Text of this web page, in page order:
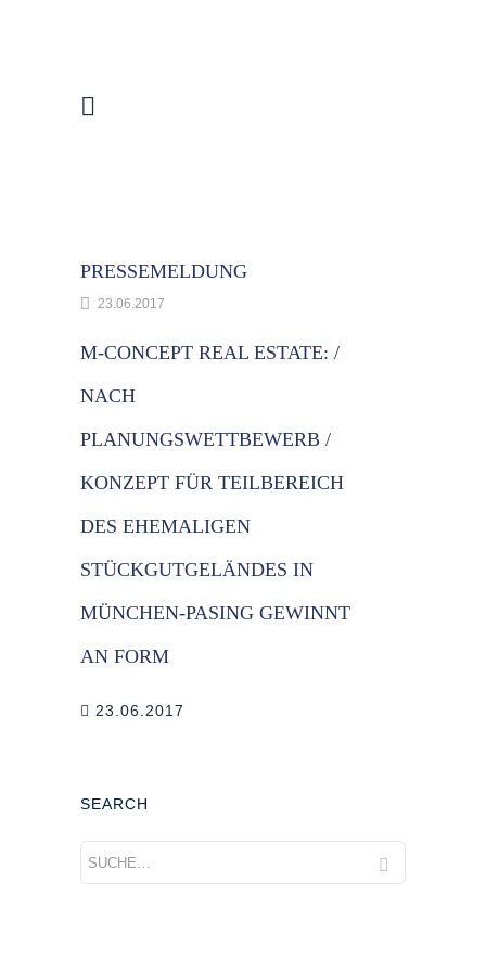
PRESSEMELDUNG
23.06.2017
M-CONCEPT REAL ESTATE: /
NACH
PLANUNGSWETTBEWERB /
KONZEPT FÜR TEILBEREICH
DES EHEMALIGEN
STÜCKGUTGELÄNDES IN
MÜNCHEN-PASING GEWINNT
AN FORM
23.06.2017
SEARCH